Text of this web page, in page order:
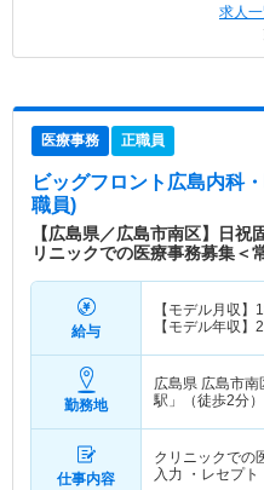
求人
医療事務 正職員
ビッグフロント広島内科
職員)
【広島県／広島市南区】日祝
リニックでの医療事務募集＜
給与
【モデル月収】
【モデル年収】
勤務地
広島県 広島市南
駅」（徒歩2分
仕事内容
クリニックでの
入力 ・レセプ